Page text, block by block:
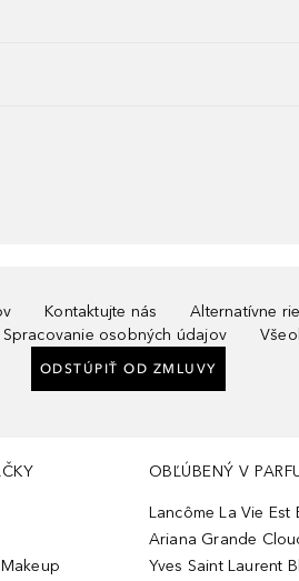
Kontaktujte nás
Alternatívne
Spracovanie osobných údajov
ODSTÚPIŤ OD ZMLUVY
OBĽÚBENÝ V
Lancôme La Vie Est
Ariana Grande
Yves Saint Laurent